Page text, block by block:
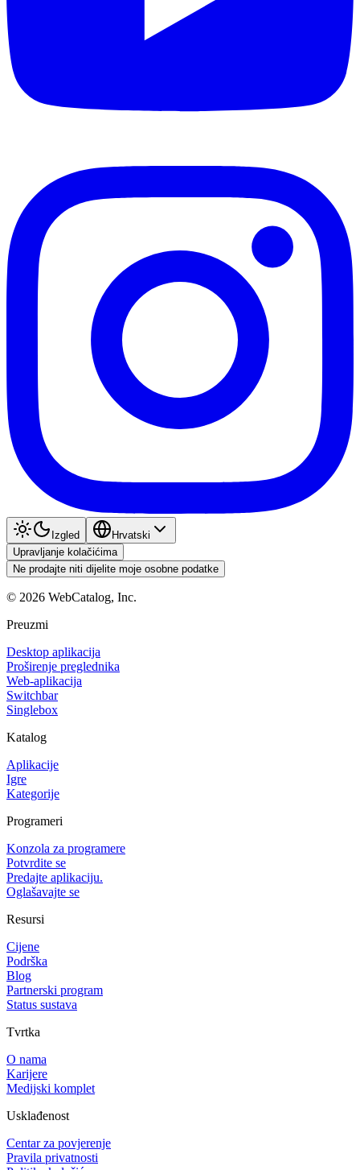
Izgled
Hrvatski
Upravljanje kolačićima
Ne prodajte niti dijelite moje osobne podatke
© 2026 WebCatalog, Inc.
Preuzmi
Desktop aplikacija
Proširenje preglednika
Web-aplikacija
Switchbar
Singlebox
Katalog
Aplikacije
Igre
Kategorije
Programeri
Konzola za programere
Potvrdite se
Predajte aplikaciju.
Oglašavajte se
Resursi
Cijene
Podrška
Blog
Partnerski program
Status sustava
Tvrtka
O nama
Karijere
Medijski komplet
Usklađenost
Centar za povjerenje
Pravila privatnosti